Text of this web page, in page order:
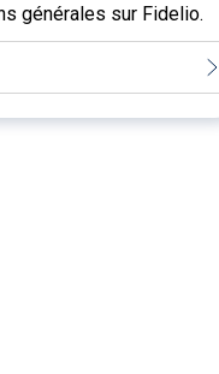
générales sur Fidelio.